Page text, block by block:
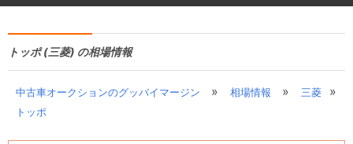
トッポ (三菱) の相場情報
中古車オークションのグッバイマージン » 相場情報 » 三菱 »
トッポ